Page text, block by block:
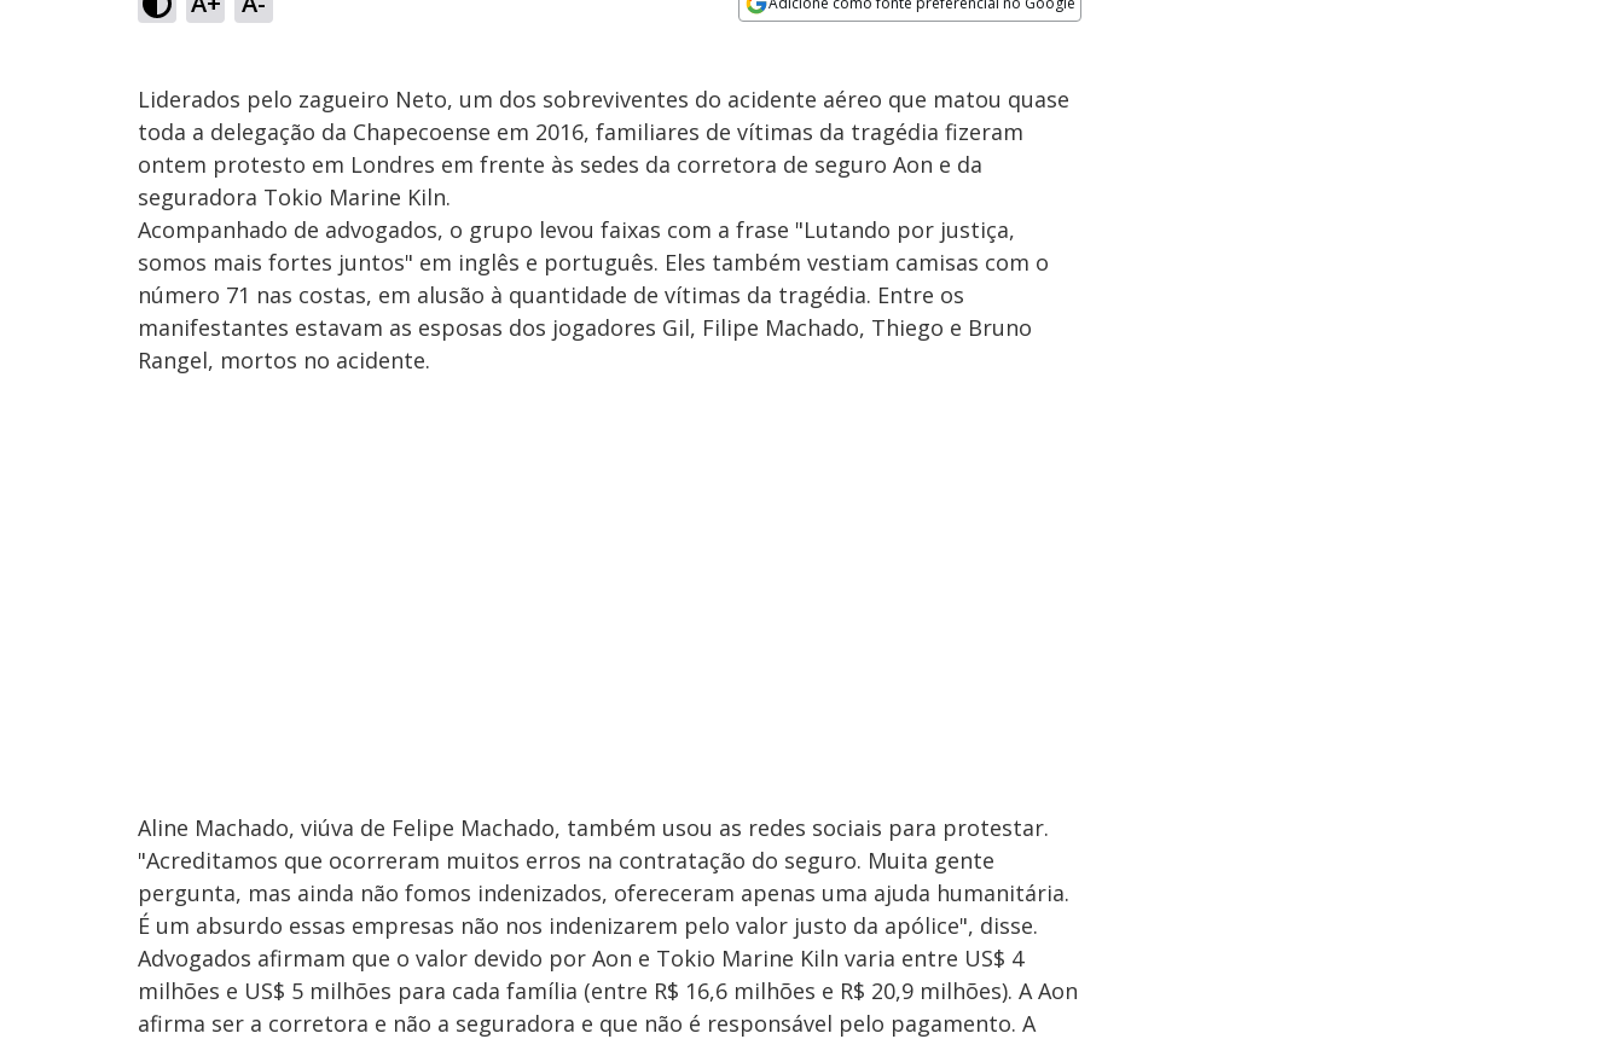
Liderados pelo zagueiro Neto, um dos sobreviventes do acidente aéreo que matou quase
toda a delegação da Chapecoense em 2016, familiares de vítimas da tragédia fizeram
ontem protesto em Londres em frente às sedes da corretora de seguro Aon e da
seguradora Tokio Marine Kiln.
Acompanhado de advogados, o grupo levou faixas com a frase "Lutando por justiça,
somos mais fortes juntos" em inglês e português. Eles também vestiam camisas com o
número 71 nas costas, em alusão à quantidade de vítimas da tragédia. Entre os
manifestantes estavam as esposas dos jogadores Gil, Filipe Machado, Thiego e Bruno
Rangel, mortos no acidente.
Aline Machado, viúva de Felipe Machado, também usou as redes sociais para protestar.
"Acreditamos que ocorreram muitos erros na contratação do seguro. Muita gente
pergunta, mas ainda não fomos indenizados, ofereceram apenas uma ajuda humanitária.
É um absurdo essas empresas não nos indenizarem pelo valor justo da apólice", disse.
Advogados afirmam que o valor devido por Aon e Tokio Marine Kiln varia entre US$ 4
milhões e US$ 5 milhões para cada família (entre R$ 16,6 milhões e R$ 20,9 milhões). A Aon
afirma ser a corretora e não a seguradora e que não é responsável pelo pagamento. A